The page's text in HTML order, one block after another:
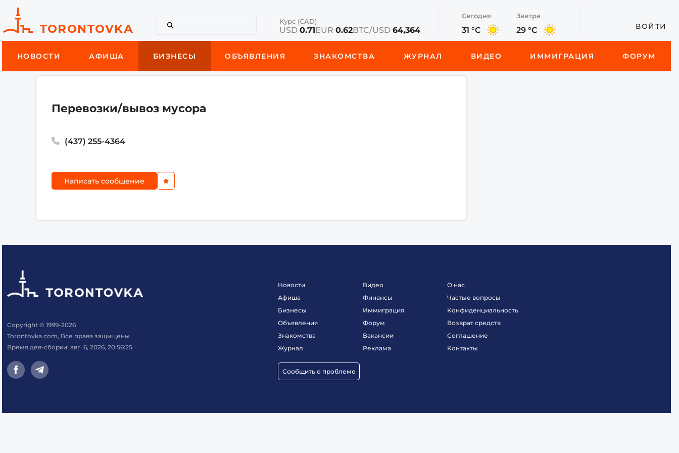
Курс (CAD)
USD 0.71EUR 0.62BTC/USD 64,364
Сегодня
31 °C
Завтра
29 °C ВОЙТИ
НОВОСТИ АФИША БИЗНЕСЫ ОБЪЯВЛЕНИЯ ЗНАКОМСТВА ЖУРНАЛ ВИДЕО ИММИГРАЦИЯ ФОРУМ
Перевозки/вывоз мусора
(437) 255-4364
Написать сообщение
Copyright © 1999-2026
Torontovka.com, Все права защищены
Время дев-сборки: авг. 6, 2026, 20:56:25
Новости
Афиша
Бизнесы
Объявления
Знакомства
Журнал
Сообщить о проблеме
Видео
Финансы
Иммиграция
Форум
Вакансии
Реклама
О нас
Частые вопросы
Конфиденциальность
Возврат средств
Соглашение
Контакты